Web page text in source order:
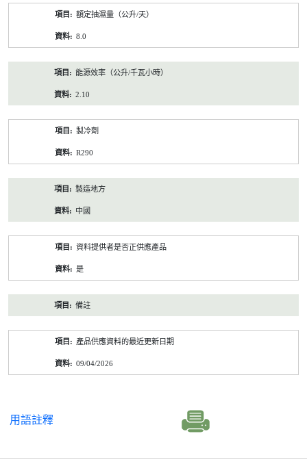
額定抽濕量（公升/天）
8.0
能源效率（公升/千瓦小時）
2.10
製冷劑
R290
製造地方
中國
資料提供者是否正供應產品
是
備註
產品供應資料的最近更新日期
09/04/2026
用語註釋